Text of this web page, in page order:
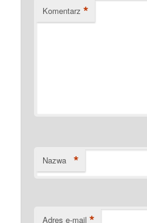
Komentarz *
Nazwa *
Adres e-mail